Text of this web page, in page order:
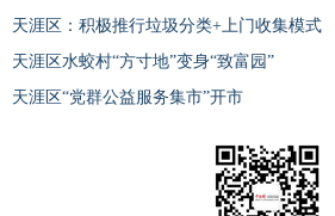
天涯区：积极推行垃圾分类+上门收集模式
天涯区水蛟村“方寸地”变身“致富园”
天涯区“党群公益服务集市”开市